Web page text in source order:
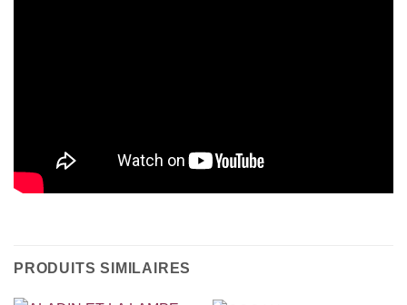
PRODUITS SIMILAIRES